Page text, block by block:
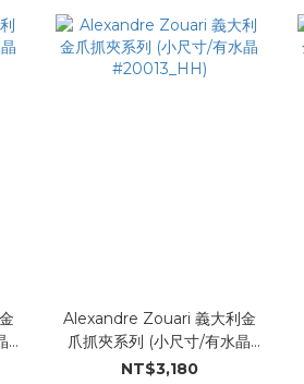
Alexandre Zouari 義大利金
爪抓夾系列 (小尺寸/有水晶
#20013_HH)
NT$3,180